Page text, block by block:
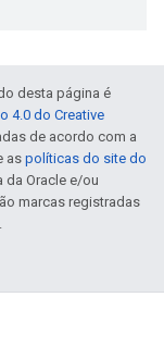
desta página é
4.0 do Creative
de acordo com a
aspolíticas do site do
da Oracle e/ou
marcas registradas